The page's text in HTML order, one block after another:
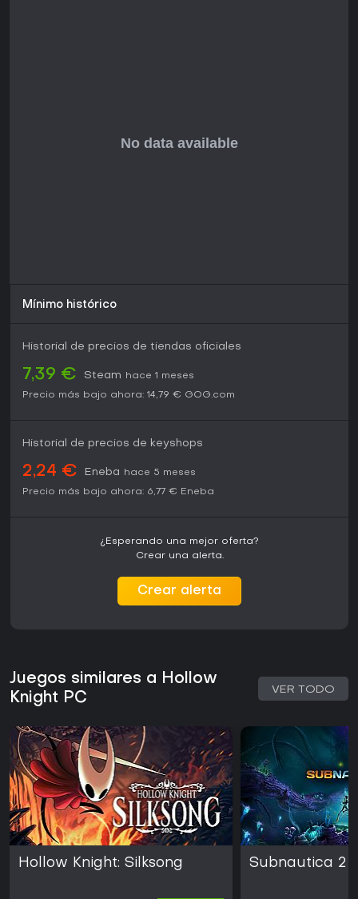
Mínimo histórico
Historial de precios de tiendas oficiales
7,39 € Steam
hace 1 meses
Precio más bajo ahora: 14,79 € GOG.com
Historial de precios de keyshops
2,24 € Eneba
hace 5 meses
Precio más bajo ahora: 6,77 € Eneba
¿Esperando una mejor oferta?
Crear una alerta.
Crear alerta
Juegos similares a Hollow
Knight PC
VER TODO
Hollow Knight: Silksong Subnautica 2